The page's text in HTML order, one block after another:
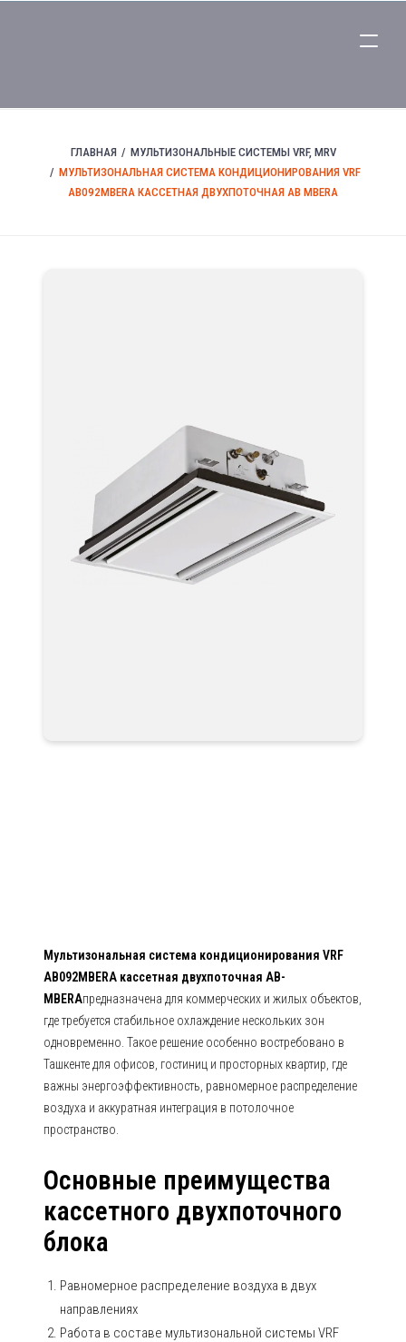
ГЛАВНАЯ
МУЛЬТИЗОНАЛЬНЫЕ СИСТЕМЫ VRF, MRV
МУЛЬТИЗОНАЛЬНАЯ СИСТЕМА КОНДИЦИОНИРОВАНИЯ VRF
AB092MBERA КАССЕТНАЯ ДВУХПОТОЧНАЯ AB MBERA
Мультизональная система кондиционирования VRF
AB092MBERA кассетная двухпоточная AB-
MBERAпредназначена для коммерческих и жилых объектов,
где требуется стабильное охлаждение нескольких зон
одновременно. Такое решение особенно востребовано в
Ташкенте для офисов, гостиниц и просторных квартир, где
важны энергоэффективность, равномерное распределение
воздуха и аккуратная интеграция в потолочное
пространство.
Основные преимущества
кассетного двухпоточного
блока
Равномерное распределение воздуха в двух
направлениях
Работа в составе мультизональной системы VRF